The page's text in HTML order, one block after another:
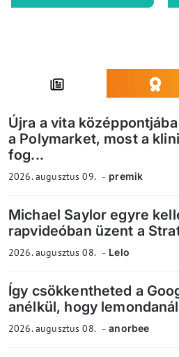
Újra a vita
a Polymarket, most a
fog...
2026. augusztus 09. premik
Michael Saylor egyre
rapvideóban üzent a
2026. augusztus 08. Lelo
Így csökkentheted a
anélkül, hogy
2026. augusztus 08. anorbee